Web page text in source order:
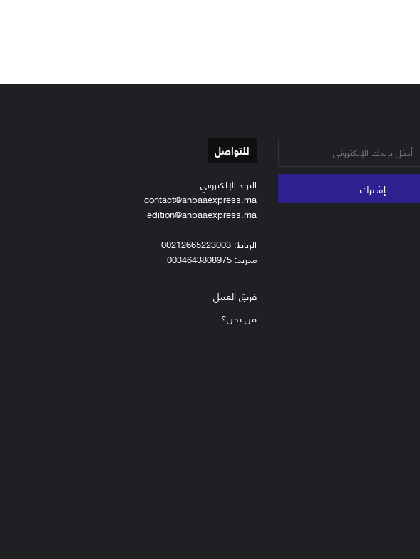
للتواصل
البريد الإلكتروني
contact@anbaaexpress.ma
edition@anbaaexpress.ma
الرباط: 00212665223003
مدريد: 0034643808975
فريق العمل
من نحن؟